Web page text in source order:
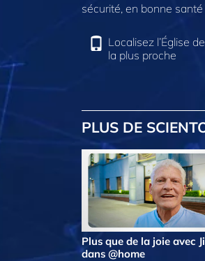
sécurité, en bonne
Localisez l’Église
la plus proche
PLUS DE
Plus que de la joie avec
dans @home